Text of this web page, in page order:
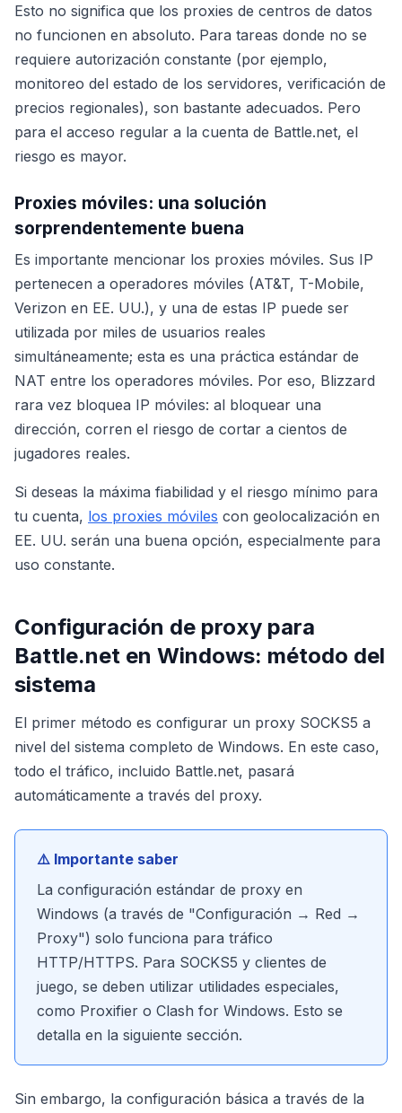
Esto no significa que los proxies de centros de datos
no funcionen en absoluto. Para tareas donde no se
requiere autorización constante (por ejemplo,
monitoreo del estado de los servidores, verificación de
precios regionales), son bastante adecuados. Pero
para el acceso regular a la cuenta de Battle.net, el
riesgo es mayor.
Proxies móviles: una solución
sorprendentemente buena
Es importante mencionar los proxies móviles. Sus IP
pertenecen a operadores móviles (AT&T, T-Mobile,
Verizon en EE. UU.), y una de estas IP puede ser
utilizada por miles de usuarios reales
simultáneamente; esta es una práctica estándar de
NAT entre los operadores móviles. Por eso, Blizzard
rara vez bloquea IP móviles: al bloquear una
dirección, corren el riesgo de cortar a cientos de
jugadores reales.
Si deseas la máxima fiabilidad y el riesgo mínimo para
tu cuenta, los proxies móviles con geolocalización en
EE. UU. serán una buena opción, especialmente para
uso constante.
Configuración de proxy para
Battle.net en Windows: método del
sistema
El primer método es configurar un proxy SOCKS5 a
nivel del sistema completo de Windows. En este caso,
todo el tráfico, incluido Battle.net, pasará
automáticamente a través del proxy.
⚠️ Importante saber
La configuración estándar de proxy en
Windows (a través de "Configuración → Red →
Proxy") solo funciona para tráfico
HTTP/HTTPS. Para SOCKS5 y clientes de
juego, se deben utilizar utilidades especiales,
como Proxifier o Clash for Windows. Esto se
detalla en la siguiente sección.
Sin embargo, la configuración básica a través de la